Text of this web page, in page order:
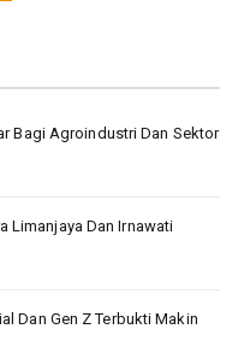
Bagi Agroindustri Dan Sektor
Limanjaya Dan Irnawati
Dan Gen Z Terbukti Makin